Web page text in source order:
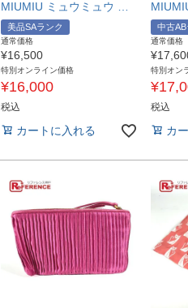
美品SAランク
通常価格
¥16,500
特別オンライン価格
¥16,000
税込
カートに入れる
中古AB
通常価格
¥
特別オン
¥
税込
カ